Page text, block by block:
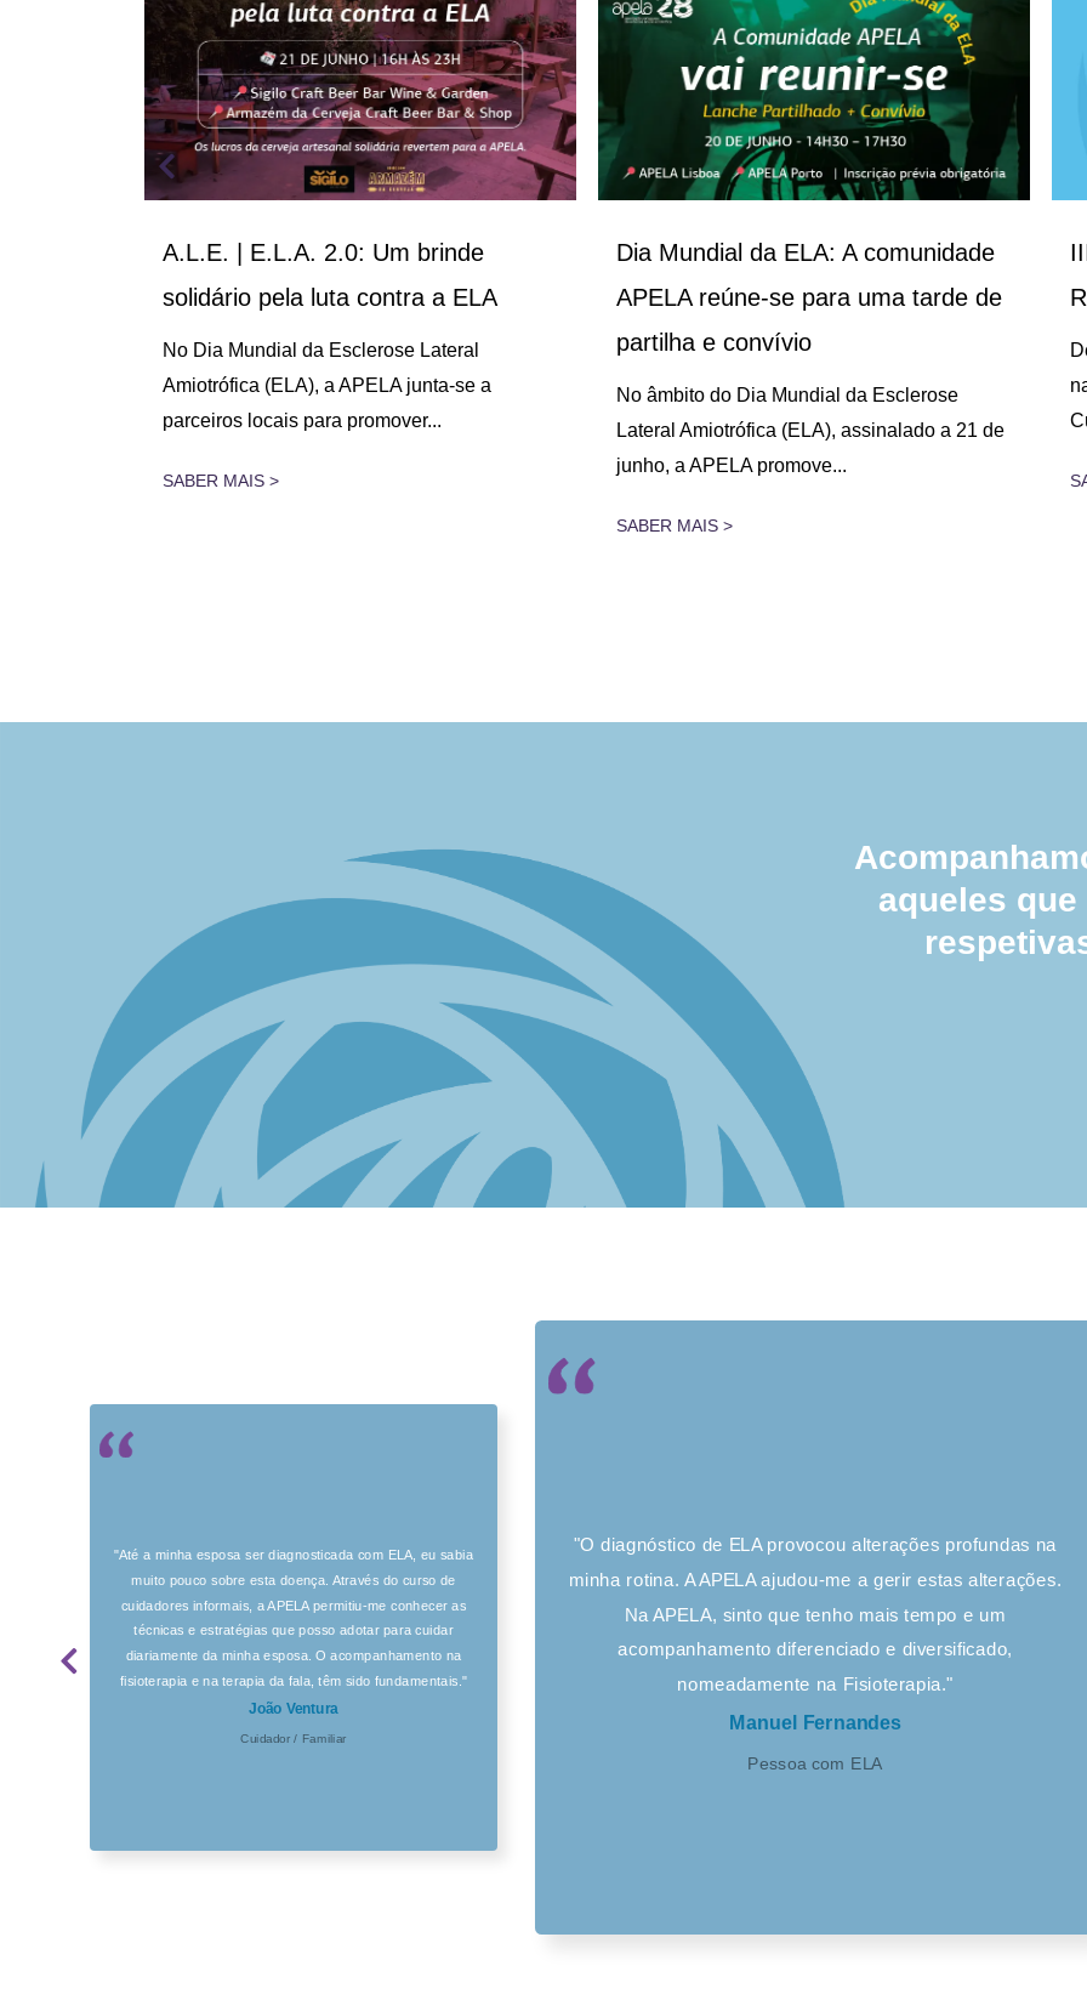
A.L.E. | E.L.A. 2.0: Um brinde
solidário pela luta contra a ELA
No Dia Mundial da Esclerose Lateral
Amiotrófica (ELA), a APELA junta-se a
parceiros locais para promover...
SABER MAIS >
Dia Mundial da ELA: A comunidade
APELA reúne-se para uma tarde de
partilha e convívio
No âmbito do Dia Mundial da Esclerose
Lateral Amiotrófica (ELA), assinalado a 21 de
junho, a APELA promove...
SABER MAIS >
aqueles
"Até a minha esposa ser diagnosticada com ELA, eu sabia
muito pouco sobre esta doença. Através do curso de
cuidadores informais, a APELA permitiu-me conhecer as
técnicas e estratégias que posso adotar para cuidar
diariamente da minha esposa. O acompanhamento na
fisioterapia e na terapia da fala, têm sido fundamentais."
João Ventura
Cuidador / Familiar
"O diagnóstico de ELA provocou alterações profundas na
minha rotina. A APELA ajudou-me a gerir estas alterações.
Na APELA, sinto que tenho mais tempo e um
acompanhamento diferenciado e diversificado,
nomeadamente na Fisioterapia."
Manuel Fernandes
Pessoa com ELA